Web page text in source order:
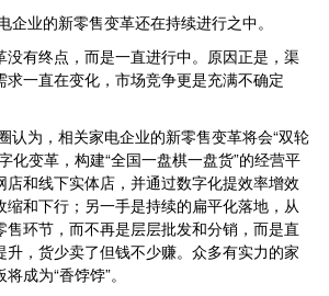
企业的新零售变革还在持续进行之中。
没有终点，而是一直进行中。原因正是，渠
求一直在变化，市场竞争更是充满不确定
认为，相关家电企业的新零售变革将会“双轮
化变革，构建“全国一盘棋一盘货”的经营平
店和线下实体店，并通过数字化提效率增效
缩和下行；另一手是持续的扁平化落地，从
售环节，而不再是层层批发和分销，而是直
升，货少卖了但钱不少赚。众多有实力的家
成为“香饽饽”。